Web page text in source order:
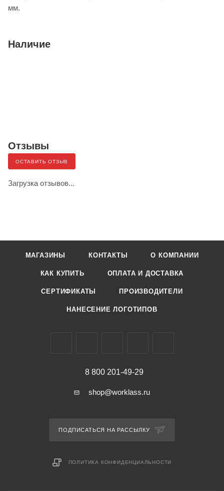
мм.
Наличие
Отзывы
ОСТАВИТЬ ОТЗЫВ
Загрузка отзывов...
МАГАЗИНЫ КОНТАКТЫ О КОМПАНИИ
КАК КУПИТЬ ОПЛАТА И ДОСТАВКА
СЕРТИФИКАТЫ ПРОИЗВОДИТЕЛИ
НАНЕСЕНИЕ ЛОГОТИПОВ
8 800 201-49-29
shop@worklass.ru
ПОДПИСАТЬСЯ НА РАССЫЛКУ
ПОЛИТИКА КОНФИДЕНЦИАЛЬНОСТИ